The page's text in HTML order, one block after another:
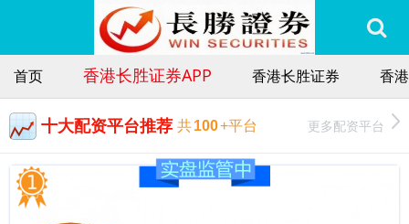
首页 香港长胜证券APP 香港长胜证券 香
十大配资平台推荐 共100+平台 更多配资平台